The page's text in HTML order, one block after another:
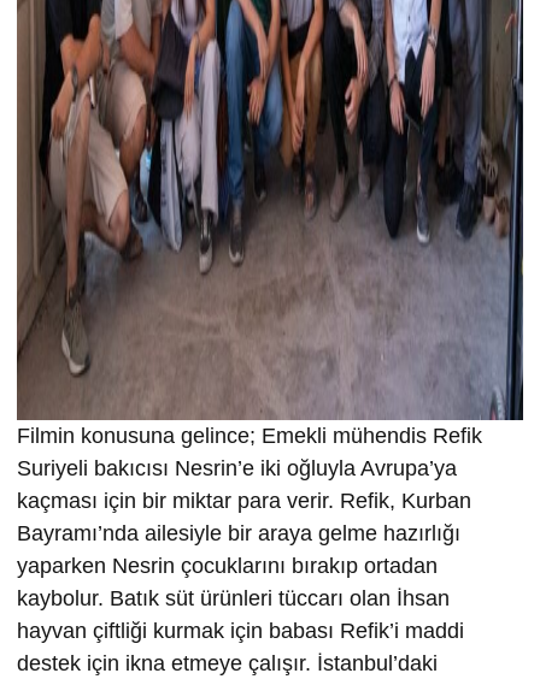
Filmin konusuna gelince; Emekli mühendis Refik
Suriyeli bakıcısı Nesrin’e iki oğluyla Avrupa’ya
kaçması için bir miktar para verir. Refik, Kurban
Bayramı’nda ailesiyle bir araya gelme hazırlığı
yaparken Nesrin çocuklarını bırakıp ortadan
kaybolur. Batık süt ürünleri tüccarı olan İhsan
hayvan çiftliği kurmak için babası Refik’i maddi
destek için ikna etmeye çalışır. İstanbul’daki